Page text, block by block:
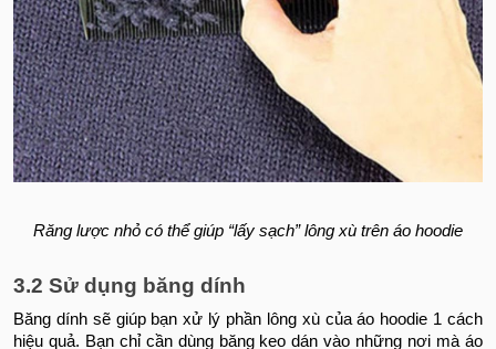
Răng lược nhỏ có thể giúp “lấy sạch” lông xù trên áo hoodie
3.2 Sử dụng băng dính
Băng dính sẽ giúp bạn xử lý phần lông xù của áo hoodie 1 cách
hiệu quả. Bạn chỉ cần dùng băng keo dán vào những nơi mà áo